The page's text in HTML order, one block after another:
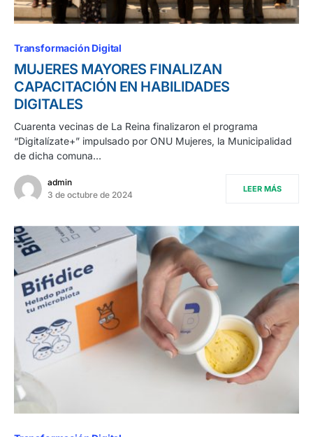
Transformación Digital
MUJERES MAYORES FINALIZAN
CAPACITACIÓN EN HABILIDADES
DIGITALES
Cuarenta vecinas de La Reina finalizaron el programa
“Digitalízate+” impulsado por ONU Mujeres, la Municipalidad
de dicha comuna…
admin
3 de octubre de 2024
LEER MÁS